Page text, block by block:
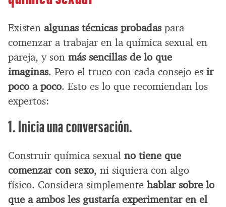
Existen algunas técnicas probadaspara
comenzar a trabajar en la química sexual en
pareja, y son más sencillas de lo que
imaginas. Pero el truco con cada consejo es ir
poco a poco. Esto es lo que recomiendan los
expertos:
1. Inicia una conversación.
Construir química sexual no tiene que
comenzar con sexo, ni siquiera con algo
físico. Considera simplemente hablar sobre lo
que a ambos les gustaría experimentar en el